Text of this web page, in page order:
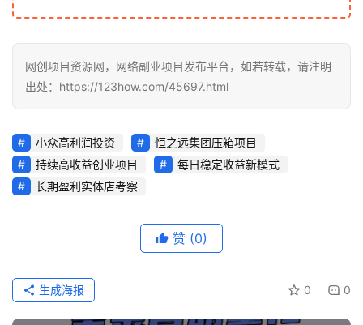
网
福
业
网
网创项目资源网，网络副业项目发布平台，如若转载，请注明
出处：https://123how.com/45697.html
小众高利润投资
恒之远集团压箱项目
持续高收益创业项目
每日稳定收益新模式
长期盈利实体店考察
赞 (0)
0 0
生成海报